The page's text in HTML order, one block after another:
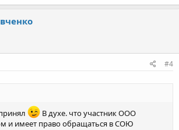
#4
В духе. что участник ООО
и имеет право обращаться в СОЮ